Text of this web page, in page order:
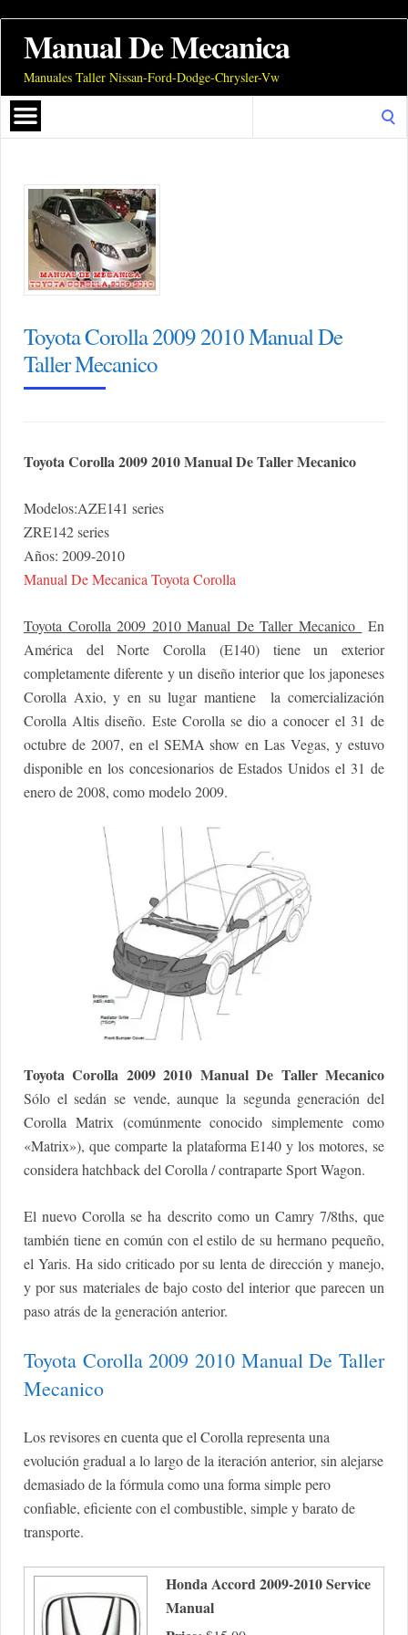
Manual De Mecanica
Manuales Taller Nissan-Ford-Dodge-Chrysler-Vw
Toyota Corolla 2009 2010 Manual De
Taller Mecanico
Toyota Corolla 2009 2010 Manual De Taller Mecanico
Modelos:AZE141 series
ZRE142 series
Años: 2009-2010
Manual De Mecanica Toyota Corolla
Toyota Corolla 2009 2010 Manual De Taller Mecanico
En
América del Norte Corolla (E140) tiene un exterior
completamente diferente y un diseño interior que los japoneses
Corolla Axio, y en su lugar mantiene la comercialización
Corolla Altis diseño. Este Corolla se dio a conocer el 31 de
octubre de 2007, en el SEMA show en Las Vegas, y estuvo
disponible en los concesionarios de Estados Unidos el 31 de
enero de 2008, como modelo 2009.
Toyota Corolla 2009 2010 Manual De Taller Mecanico
Sólo el sedán se vende, aunque la segunda generación del
Corolla Matrix (comúnmente conocido simplemente como
«Matrix»), que comparte la plataforma E140 y los motores, se
considera hatchback del Corolla / contraparte Sport Wagon.
El nuevo Corolla se ha descrito como un Camry 7/8ths, que
también tiene en común con el estilo de su hermano pequeño,
el Yaris. Ha sido criticado por su lenta de dirección y manejo,
y por sus materiales de bajo costo del interior que parecen un
paso atrás de la generación anterior.
Toyota Corolla 2009 2010 Manual De Taller
Mecanico
Los revisores en cuenta que el Corolla representa una
evolución gradual a lo largo de la iteración anterior, sin alejarse
demasiado de la fórmula como una forma simple pero
confiable, eficiente con el combustible, simple y barato de
transporte.
Honda Accord 2009-2010 Service
Manual